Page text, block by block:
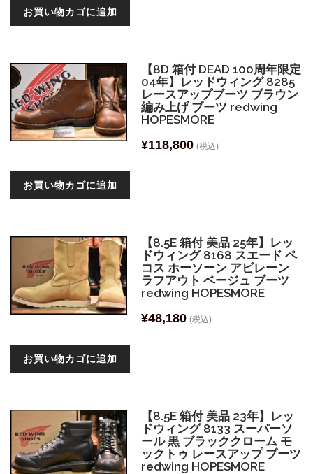
お買い物カゴに追加
【8D 箱付 DEAD 100周年限定
04年】レッドウィング 8285
レースアップブーツ ブラウン
編み上げ ブーツ redwing
HOPESMORE
¥118,800 (税込)
お買い物カゴに追加
【8.5E 箱付 美品 25年】レッ
ドウィング 8168 スエード ペ
コス ホーソーン アビレーン
ラフアウト ベージュ ブーツ
redwing HOPESMORE
¥48,180 (税込)
お買い物カゴに追加
【8.5E 箱付 美品 23年】レッ
ドウィング 8133 スーパーソ
ール 黒 ブラッククローム モ
ックトゥ レースアップ ブーツ
redwing HOPESMORE